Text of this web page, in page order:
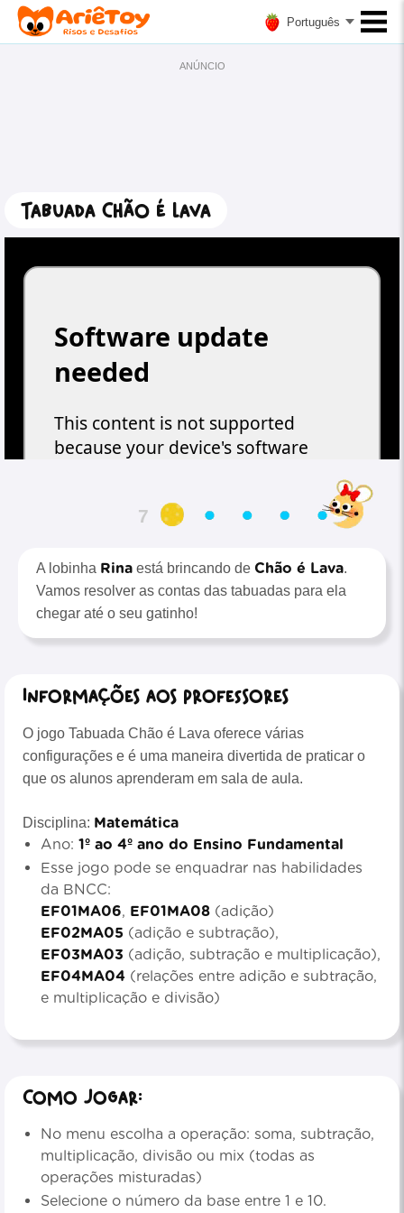
Português
ANÚNCIO
Tabuada Chão é Lava
6
A lobinha Rina está brincando de Chão é Lava.
Vamos resolver as contas das tabuadas para ela
chegar até o seu gatinho!
Informações aos professores
O jogo Tabuada Chão é Lava oferece várias
configurações e é uma maneira divertida de praticar o
que os alunos aprenderam em sala de aula.
Disciplina: Matemática
Ano: 1º ao 4º ano do Ensino Fundamental
Esse jogo pode se enquadrar nas habilidades
da BNCC:
EF01MA06, EF01MA08 (adição)
EF02MA05 (adição e subtração),
EF03MA03 (adição, subtração e multiplicação),
EF04MA04 (relações entre adição e subtração,
e multiplicação e divisão)
Como jogar:
No menu escolha a operação: soma, subtração,
multiplicação, divisão ou mix (todas as
operações misturadas)
Selecione o número da base entre 1 e 10.